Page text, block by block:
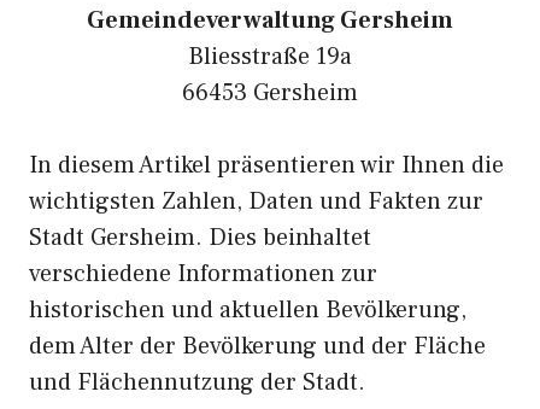
Gemeindeverwaltung Gersheim
Bliesstraße 19a
66453 Gersheim
In diesem Artikel präsentieren wir Ihnen die
wichtigsten Zahlen, Daten und Fakten zur
Stadt Gersheim. Dies beinhaltet
verschiedene Informationen zur
historischen und aktuellen Bevölkerung,
dem Alter der Bevölkerung und der Fläche
und Flächennutzung der Stadt.